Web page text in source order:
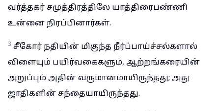
வர்த்தகர் சமுத்திரத்திலே யாத்திரைபண்ணி
உன்னை நிரப்பினார்கள்.
3 சீகோர் நதியின் மிகுந்த நீர்ப்பாய்ச்சல்களால்
விளையும் பயிர்வகைகளும், ஆற்றங்கரையின்
அறுப்பும் அதின் வருமானமாயிருந்தது; அது
ஜாதிகளின் சந்தையாயிருந்தது.